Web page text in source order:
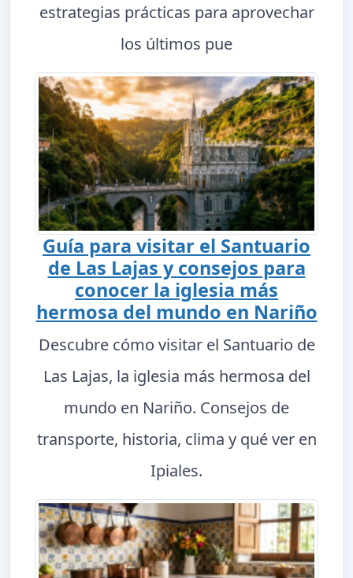
estrategias prácticas para aprovechar
los últimos pue
Guía para visitar el Santuario
de Las Lajas y consejos para
conocer la iglesia más
hermosa del mundo en Nariño
Descubre cómo visitar el Santuario de
Las Lajas, la iglesia más hermosa del
mundo en Nariño. Consejos de
transporte, historia, clima y qué ver en
Ipiales.